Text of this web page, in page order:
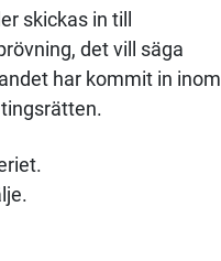
skickas in till
det vill säga
har kommit in inom